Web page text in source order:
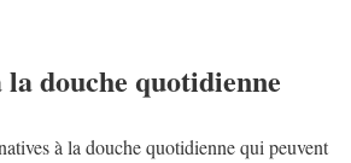
douche quotidienne
à la douche quotidienne qui peuvent